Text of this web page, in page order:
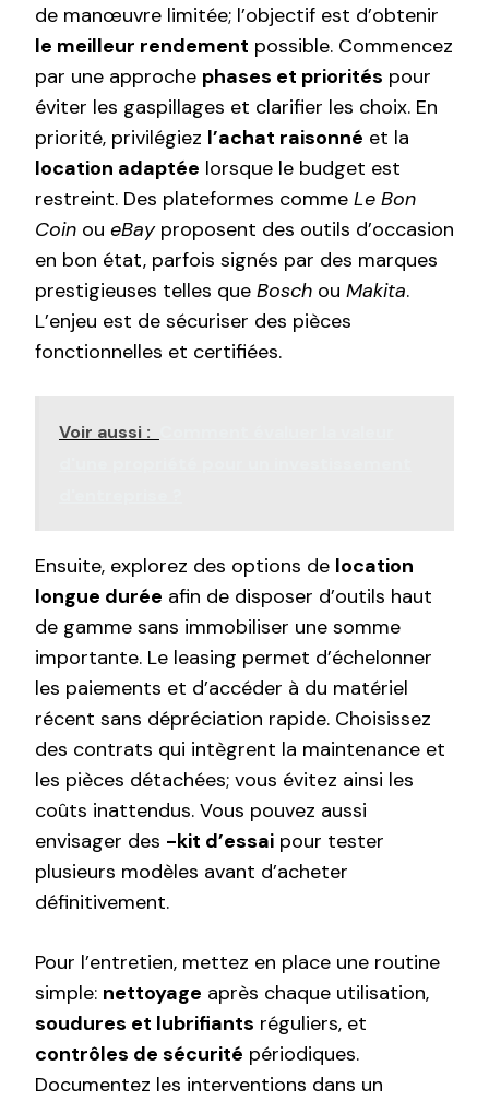
de manœuvre limitée; l’objectif est d’obtenir
le meilleur rendement possible. Commencez
par une approche phases et priorités pour
éviter les gaspillages et clarifier les choix. En
priorité, privilégiez l’achat raisonné et la
location adaptée lorsque le budget est
restreint. Des plateformes comme Le Bon
Coin ou eBayproposent des outils d’occasion
en bon état, parfois signés par des marques
prestigieuses telles que Bosch ou Makita.
L’enjeu est de sécuriser des pièces
fonctionnelles et certifiées.
Voir aussi :
Ensuite, explorez des options de location
longue durée afin de disposer d’outils haut
de gamme sans immobiliser une somme
importante. Le leasing permet d’échelonner
les paiements et d’accéder à du matériel
récent sans dépréciation rapide. Choisissez
des contrats qui intègrent la maintenance et
les pièces détachées; vous évitez ainsi les
coûts inattendus. Vous pouvez aussi
envisager des -kit d’essai pour tester
plusieurs modèles avant d’acheter
définitivement.
Pour l’entretien, mettez en place une routine
simple: nettoyage après chaque utilisation,
soudures et lubrifiants réguliers, et
contrôles de sécurité périodiques.
Documentez les interventions dans un